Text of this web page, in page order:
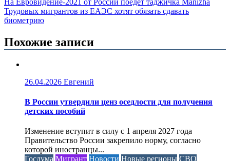
На Евровидение-2021 от России поедет таджичка Manizha
Трудовых мигрантов из ЕАЭС хотят обязать сдавать
биометрию
Похожие записи
26.04.2026 Евгений
В России утвердили ценз оседлости для получения
детских пособий
Изменение вступит в силу с 1 апреля 2027 года
Правительство России закрепило норму, согласно
которой иностранцы...
Госдума Мигрант Новости Новые регионы СВО